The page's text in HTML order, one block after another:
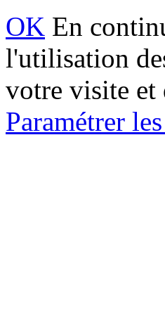
OK En
l'utilisation
votre visite et
Paramétrer